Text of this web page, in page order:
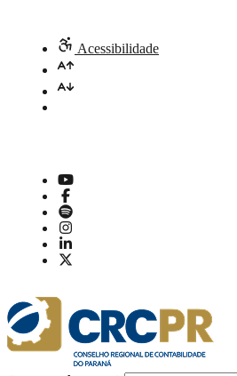
Acessibilidade